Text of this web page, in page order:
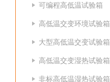
可编程高低温试验箱
高低温交变环境试验箱
大型高低温交变试验箱
高低温交变湿热试验箱
非标高低温湿热试验箱